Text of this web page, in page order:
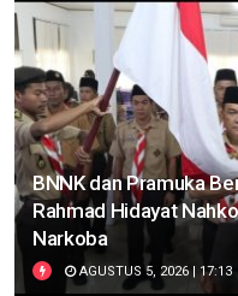
BNNK dan Pramuka
Rahmad Hidayat
Narkoba
AGUSTUS 5, 2026 | 17:13